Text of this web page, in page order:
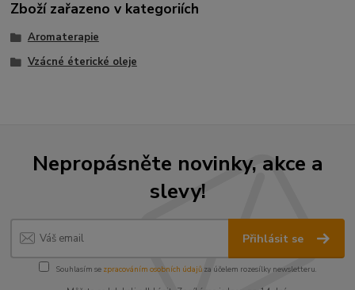
Zboží zařazeno v kategoriích
Aromaterapie
Vzácné éterické oleje
Nepropásněte novinky, akce a
slevy!
Přihlásit se
Souhlasím se zpracováním osobních údajůza účelem rozesílky newsletteru.